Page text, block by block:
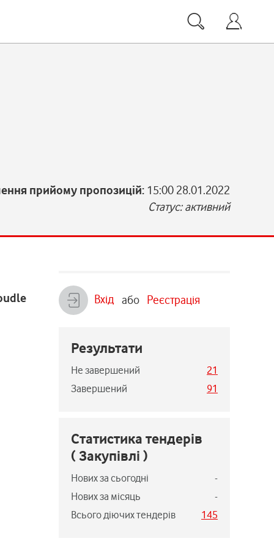
прийому пропозицій: 15:00 28.01.2022
Статус: активний
Вхід або Реєстрація
Результати
Не завершений
21
Завершений
91
Статистика тендерів
( Закупівлі )
Нових за сьогодні
-
Нових за місяць
-
Всього діючих тендерів
145